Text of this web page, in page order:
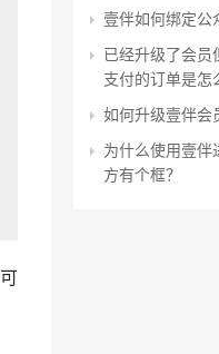
壹伴如何绑定公
已经升级了会员
支付的订单是怎
如何升级壹伴会
为什么使用壹伴
方有个框？